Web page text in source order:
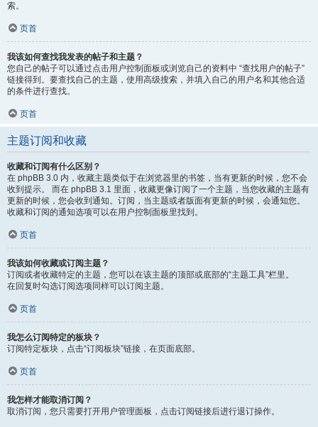
索。
页首
我该如何查找我发表的帖子和主题？
您自己的帖子可以通过点击用户控制面板或浏览自己的资料中 “查找用户的帖子”
链接得到。要查找自己的主题，使用高级搜索，并填入自己的用户名和其他合适
的条件进行查找。
页首
主题订阅和收藏
收藏和订阅有什么区别？
在 phpBB 3.0 内，收藏主题类似于在浏览器里的书签，当有更新的时候，您不会
收到提示。 而在 phpBB 3.1 里面，收藏更像订阅了一个主题，当您收藏的主题有
更新的时候，您会收到通知。订阅，当主题或者版面有更新的时候，会通知您。
收藏和订阅的通知选项可以在用户控制面板里找到。
页首
我该如何收藏或订阅主题？
订阅或者收藏特定的主题，您可以在该主题的顶部或底部的“主题工具”栏里。
在回复时勾选订阅选项同样可以订阅主题。
页首
我怎么订阅特定的板块？
订阅特定板块，点击“订阅板块”链接，在页面底部。
页首
我怎样才能取消订阅？
取消订阅，您只需要打开用户管理面板，点击订阅链接后进行退订操作。